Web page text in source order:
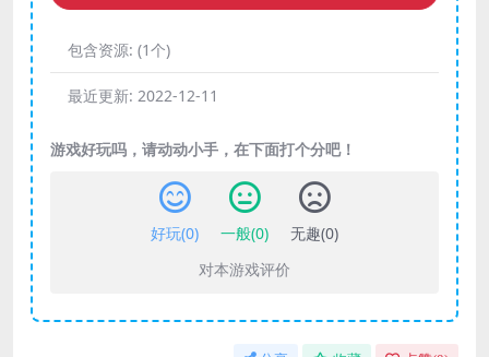
包含资源: (1个)
最近更新: 2022-12-11
游戏好玩吗，请动动小手，在下面打个分吧！
好玩(0) 一般(0) 无趣(0)
对本游戏评价